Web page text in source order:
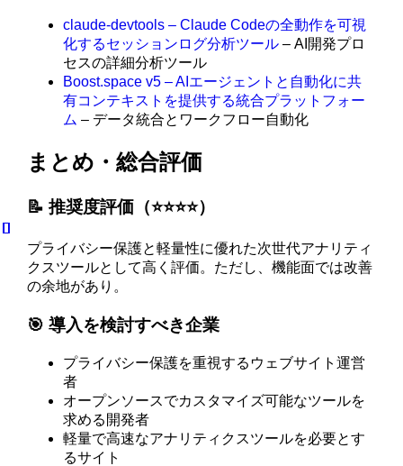
claude-devtools – Claude Codeの全動作を可視
化するセッションログ分析ツール – AI開発プロ
セスの詳細分析ツール
Boost.space v5 – AIエージェントと自動化に共
有コンテキストを提供する統合プラットフォー
ム – データ統合とワークフロー自動化
まとめ・総合評価
📝 推奨度評価（⭐️⭐️⭐️⭐️）
プライバシー保護と軽量性に優れた次世代アナリティ
クスツールとして高く評価。ただし、機能面では改善
の余地があり。
🎯 導入を検討すべき企業
プライバシー保護を重視するウェブサイト運営
者
オープンソースでカスタマイズ可能なツールを
求める開発者
軽量で高速なアナリティクスツールを必要とす
るサイト